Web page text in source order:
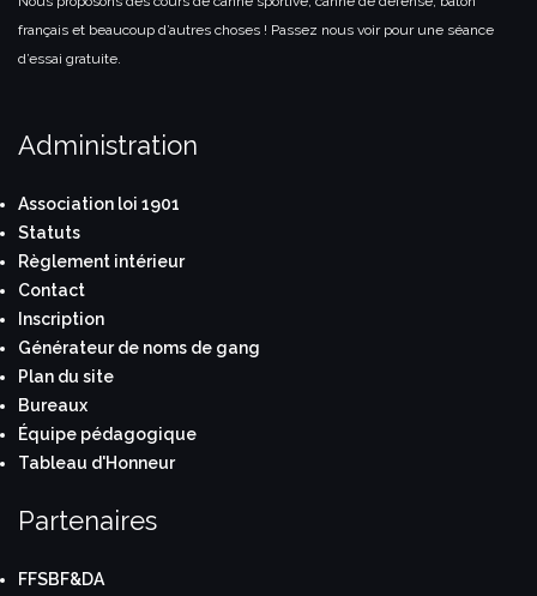
français et beaucoup d’autres choses ! Passez nous voir pour une séance
d’essai gratuite.
Administration
Association loi 1901
Statuts
Règlement intérieur
Contact
Inscription
Générateur de noms de gang
Plan du site
Bureaux
Équipe pédagogique
Tableau d'Honneur
Partenaires
FFSBF&DA